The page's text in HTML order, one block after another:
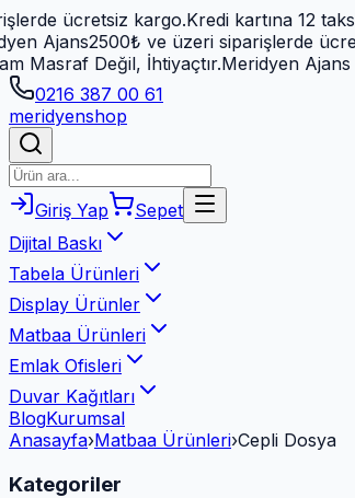
ücretsiz kargo.Kredi kartına 12 taksit
2500₺ ve üzeri siparişlerde ücretsiz
Değil, İhtiyaçtır.Meridyen Ajans
0216 387 00 61
meridyenshop
Giriş Yap
Sepet
Dijital Baskı
Tabela Ürünleri
Display Ürünler
Matbaa Ürünleri
Emlak Ofisleri
Duvar Kağıtları
BlogKurumsal
Anasayfa›Matbaa Ürünleri›Cepli Dosya
Kategoriler